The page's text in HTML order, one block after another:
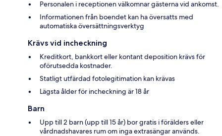
Personalen i receptionen välkomnar gästerna vid ankomst.
Informationen från boendet kan ha översatts med
automatiska översättningsverktyg
Krävs vid incheckning
Kreditkort, bankkort eller kontant deposition krävs för
oförutsedda kostnader.
Statligt utfärdad fotolegitimation kan krävas
Lägsta ålder för incheckning är 18 år
Barn
Upp till 2 barn (upp till 15 år) bor gratis i förälders eller
vårdnadshavares rum om inga extrasängar används.